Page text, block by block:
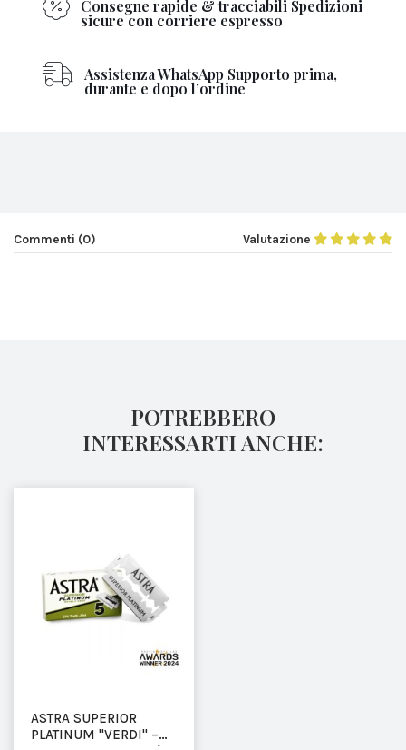
Consegne rapide & tracciabili Spedizioni
sicure con corriere espresso
Assistenza WhatsApp Supporto prima,
durante e dopo l’ordine
Valutazione
Commenti (0)
POTREBBERO
INTERESSARTI ANCHE:
ASTRA SUPERIOR
PLATINUM "VERDI" –